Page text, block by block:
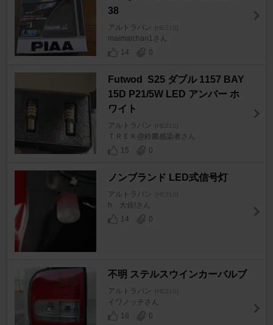
38
アルトラパン [HE21S]
maimaichan1さん
14
0
Futwod S25 ダブル 1157 BAY
15D P21/5W LED アンバー ホ
ワイト
アルトラパン [HE21S]
ＴＲＥＫ@鈴菌感染者さん
15
0
ノンブランド LED式信号灯
アルトラパン [HE21S]
h 大佐!さん
14
0
不明 ステルスウインカーバルブ
アルトラパン [HE21S]
イワノッチさん
18
0